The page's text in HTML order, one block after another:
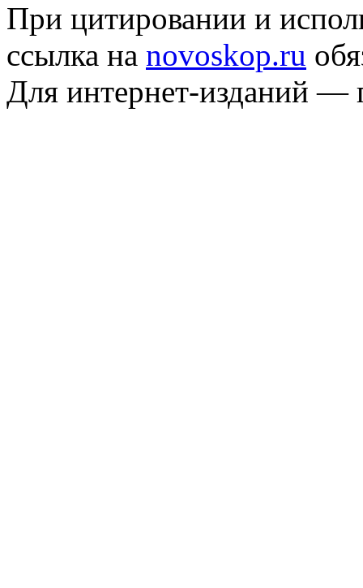
При цитировании и
ссылка на novoskop.ru
Для интернет-изданий —